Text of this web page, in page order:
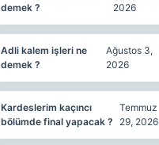
demek ?
2026
Adli kalem işleri ne
demek ?
Ağustos 3,
2026
Kardeslerim kaçıncı
bölümde final yapacak ?
Temmuz
29, 2026